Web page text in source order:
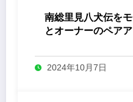
南総里見八犬伝を
とオーナーのペア
2024年10月7日